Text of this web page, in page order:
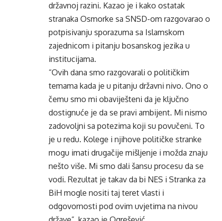
državnoj razini. Kazao je i kako ostatak
stranaka Osmorke sa SNSD-om razgovarao o
potpisivanju sporazuma sa Islamskom
zajednicom i pitanju bosanskog jezika u
institucijama.
“Ovih dana smo razgovarali o političkim
temama kada je u pitanju državni nivo. Ono o
čemu smo mi obaviješteni da je ključno
dostignuće je da se pravi ambijent. Mi nismo
zadovoljni sa potezima koji su povučeni. To
je u redu. Kolege i njihove političke stranke
mogu imati drugačije mišljenje i možda znaju
nešto više. Mi smo dali šansu procesu da se
vodi. Rezultat je takav da bi NES i Stranka za
BiH mogle nositi taj teret vlasti i
odgovornosti pod ovim uvjetima na nivou